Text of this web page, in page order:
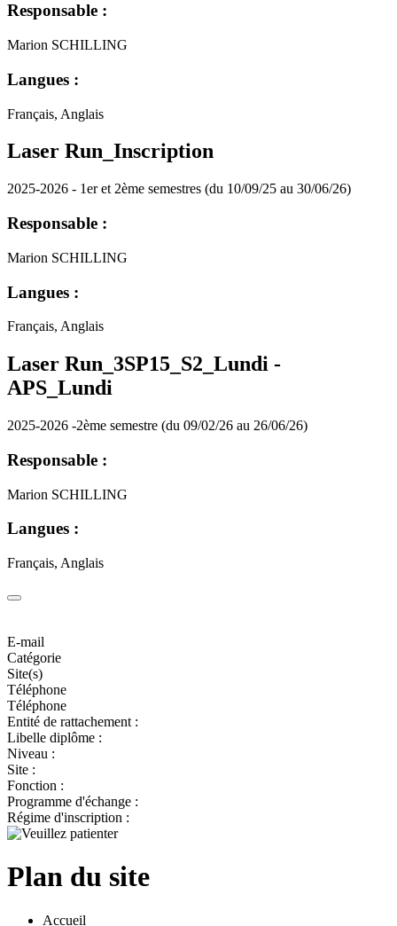
Responsable :
Marion SCHILLING
Langues :
Français, Anglais
Laser Run_Inscription
2025-2026 - 1er et 2ème semestres (du 10/09/25 au 30/06/26)
Responsable :
Marion SCHILLING
Langues :
Français, Anglais
Laser Run_3SP15_S2_Lundi -
APS_Lundi
2025-2026 -2ème semestre (du 09/02/26 au 26/06/26)
Responsable :
Marion SCHILLING
Langues :
Français, Anglais
E-mail
Catégorie
Site(s)
Téléphone
Téléphone
Entité de rattachement :
Libelle diplôme :
Niveau :
Site :
Fonction :
Programme d'échange :
Régime d'inscription :
Plan du site
Accueil